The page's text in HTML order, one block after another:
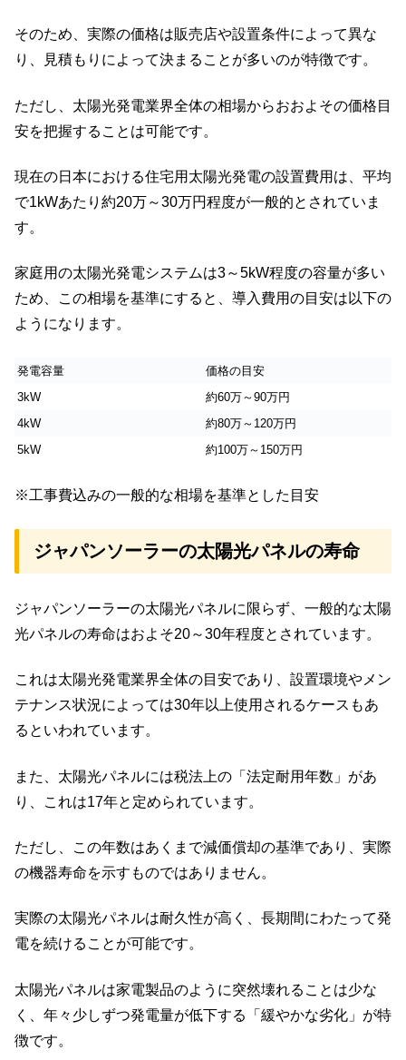
そのため、実際の価格は販売店や設置条件によって異な
り、見積もりによって決まることが多いのが特徴です。
ただし、太陽光発電業界全体の相場からおおよその価格目
安を把握することは可能です。
現在の日本における住宅用太陽光発電の設置費用は、平均
で1kWあたり約20万～30万円程度が一般的とされていま
す。
家庭用の太陽光発電システムは3～5kW程度の容量が多い
ため、この相場を基準にすると、導入費用の目安は以下の
ようになります。
発電容量
価格の目安
3kW
約60万～90万円
4kW
約80万～120万円
5kW
約100万～150万円
※工事費込みの一般的な相場を基準とした目安
ジャパンソーラーの太陽光パネルの寿命
ジャパンソーラーの太陽光パネルに限らず、一般的な太陽
光パネルの寿命はおよそ20～30年程度とされています。
これは太陽光発電業界全体の目安であり、設置環境やメン
テナンス状況によっては30年以上使用されるケースもあ
るといわれています。
また、太陽光パネルには税法上の「法定耐用年数」があ
り、これは17年と定められています。
ただし、この年数はあくまで減価償却の基準であり、実際
の機器寿命を示すものではありません。
実際の太陽光パネルは耐久性が高く、長期間にわたって発
電を続けることが可能です。
太陽光パネルは家電製品のように突然壊れることは少な
く、年々少しずつ発電量が低下する「緩やかな劣化」が特
徴です。